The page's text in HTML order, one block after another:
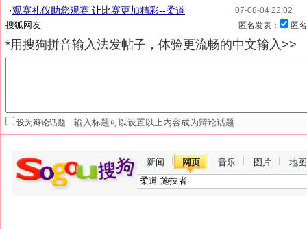
07-08-04 22:02
·观赛礼仪助您观赛 让比赛更加精彩--柔道
匿名发表： 匿
*用搜狗拼音输入法发帖子，体验更流畅的中文输入>>
设为辩论话题
新闻 网页 音乐 图片 地图